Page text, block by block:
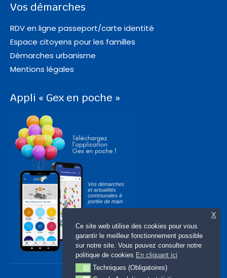
Vos démarches
RDV en ligne passeport/carte identité
Espace citoyens pour les familles
Démarches urbanisme
Mentions légales
Appli « Gex en poche »
Ce site web utilise des cookies pour vous
garantir le meilleur fonctionnement possible
sur notre site. Vous pouvez consulter notre
politique de cookies En cliquant ici
Techniques (Obligatoires)
Techniques (Obligatoires)
X